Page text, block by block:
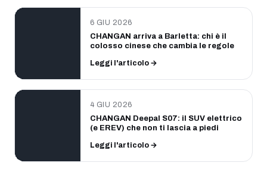
6 GIU 2026
CHANGAN arriva a Barletta: chi è il
colosso cinese che cambia le regole
Leggi l'articolo →
4 GIU 2026
CHANGAN Deepal S07: il SUV elettrico
(e EREV) che non ti lascia a piedi
Leggi l'articolo →